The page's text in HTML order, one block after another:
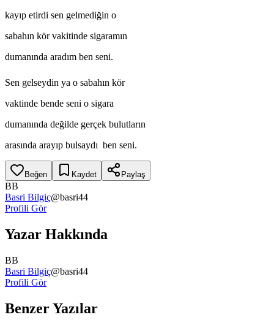
kayıp etirdi sen gelmediğin o
sabahın kör vakitinde sigaramın
dumanında aradım ben seni.
Sen gelseydin ya o sabahın kör
vaktinde bende seni o sigara
dumanında değilde gerçek bulutların
arasında arayıp bulsaydı ben seni.
Beğen Kaydet Paylaş
BB
Basri Bilgiç@basri44
Profili Gör
Yazar Hakkında
BB
Basri Bilgiç@basri44
Profili Gör
Benzer Yazılar